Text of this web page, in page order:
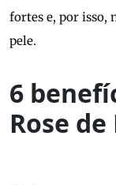
fortes e, por isso,
pele.
6
Rose